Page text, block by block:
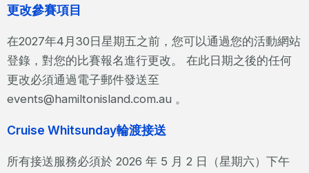
更改參賽項目
在2027年4月30日星期五之前，您可以通過您的活動網站
登錄，對您的比賽報名進行更改。 在此日期之後的任何
更改必須通過電子郵件發送至
events@hamiltonisland.com.au 。
Cruise Whitsunday輪渡接送
所有接送服務必須於 2026 年 5 月 2 日（星期六）下午